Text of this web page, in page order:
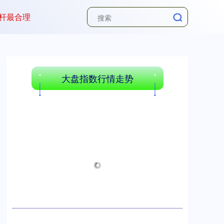
最合理
大盘指数行情走势